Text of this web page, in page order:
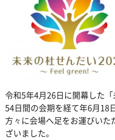
令和5年4月26日に開幕した「
54日間の会期を経て年6月18
方々に会場へ足をお運びい
ざいました。